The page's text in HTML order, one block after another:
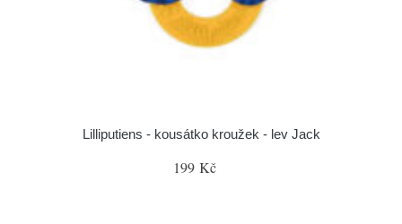
Lilliputiens - kousátko kroužek - lev Jack
199 Kč